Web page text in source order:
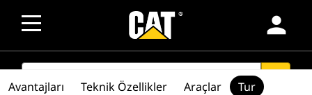
person
SEARCH
Avantajları Teknik Özellikler Araçlar Tur